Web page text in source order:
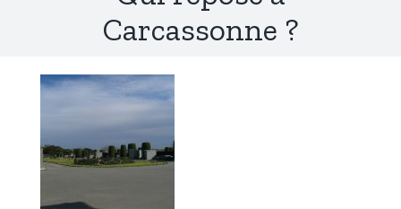
Carcassonne ?